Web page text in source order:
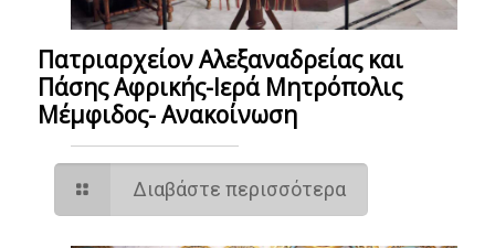
Πατριαρχείον Αλεξαναδρείας και
Πάσης Αφρικής-Ιερά Μητρόπολις
Μέμφιδος- Ανακοίνωση
Διαβάστε περισσότερα